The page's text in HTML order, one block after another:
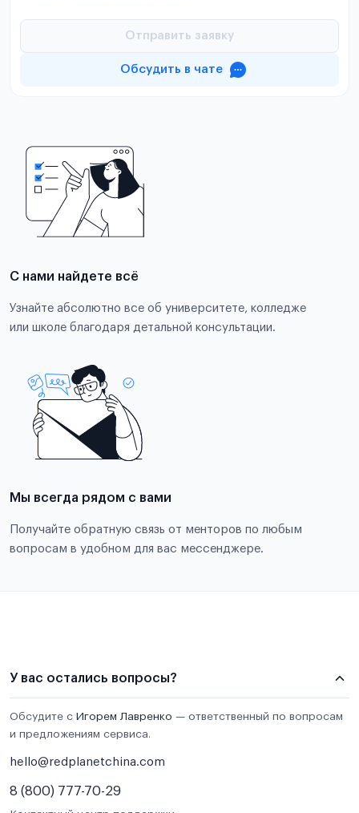
Отправить заявку
Обсудить в чате
С нами найдете всё
Узнайте абсолютно все об университете, колледже
или школе благодаря детальной консультации.
Мы всегда рядом с вами
Получайте обратную связь от менторов по любым
вопросам в удобном для вас мессенджере.
У вас остались вопросы?
Обсудите с Игорем Лавренко — ответственный по вопросам
и предложениям сервиса.
hello@redplanetchina.com
8 (800) 777-70-29